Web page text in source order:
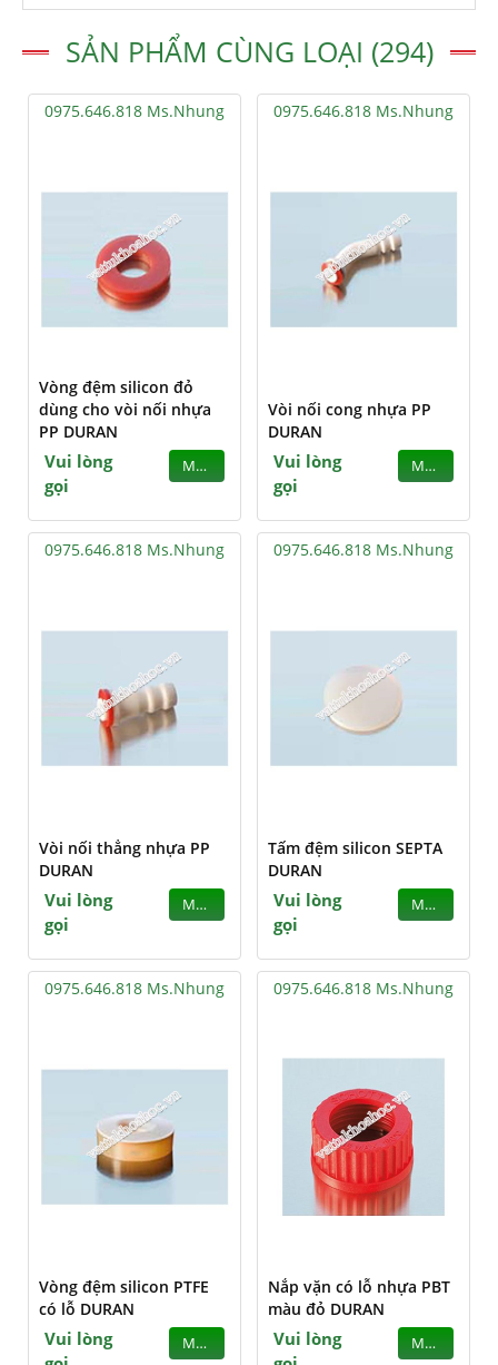
SẢN PHẨM CÙNG LOẠI (294)
0975.646.818 Ms.Nhung
Vòng đệm silicon đỏ
dùng cho vòi nối nhựa
PP DURAN
Vui lòng
gọi
MUA
0975.646.818 Ms.Nhung
Vòi nối cong nhựa PP
DURAN
Vui lòng
gọi
MUA
0975.646.818 Ms.Nhung
Vòi nối thẳng nhựa PP
DURAN
Vui lòng
gọi
MUA
0975.646.818 Ms.Nhung
Tấm đệm silicon SEPTA
DURAN
Vui lòng
gọi
MUA
0975.646.818 Ms.Nhung
Vòng đệm silicon PTFE
có lỗ DURAN
Vui lòng
MUA
0975.646.818 Ms.Nhung
Nắp vặn có lỗ nhựa PBT
màu đỏ DURAN
Vui lòng
MUA